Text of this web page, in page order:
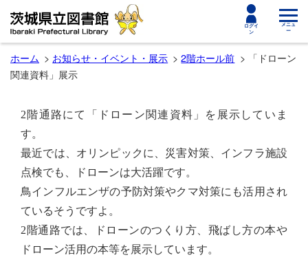
ログイ
ン
toggle
メニュ
ー
ホーム お知らせ・イベント・展示 2階ホール前
「ドローン
関連資料」展示
2 階通路にて「ドローン関連資料」を展示していま
す。
最近では、オリンピックに、災害対策、インフラ施設
点検でも、ドローンは大活躍です。
鳥インフルエンザの予防対策やクマ対策にも活用され
ているそうですよ。
2 階通路では、ドローンのつくり方、飛ばし方の本や
ドローン活用の本等を展示しています。